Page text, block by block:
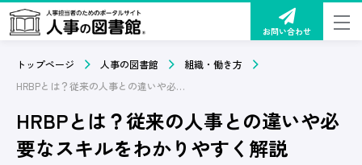
お問い合わせ
トップページ 人事の図書館
組織・働き方
HRBPとは？従来の人事との違いや必要なスキルをわかりやすく解説
HRBPとは？従来の人事との違いや必
要なスキルをわかりやすく解説